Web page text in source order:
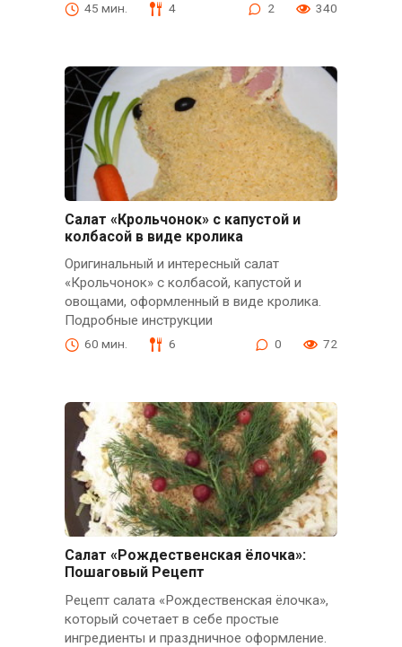
45 мин. 4 2 340
Салат «Крольчонок» с капустой и
колбасой в виде кролика
Оригинальный и интересный салат
«Крольчонок» с колбасой, капустой и
овощами, оформленный в виде кролика.
Подробные инструкции
60 мин. 6 0 72
Салат «Рождественская ёлочка»:
Пошаговый Рецепт
Рецепт салата «Рождественская ёлочка»,
который сочетает в себе простые
ингредиенты и праздничное оформление.